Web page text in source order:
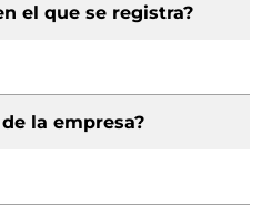
el que se registra?
la empresa?